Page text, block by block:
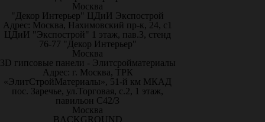
Москва
"Декор Интерьер" ЦДиИ Экспострой
Адрес: Москва, Нахимовский пр-к, 24, с1
ЦДиИ "Экспострой" 1 этаж, пав.3, стенд
76-77 "Декор Интерьер"
Москва
3D гипсовые панели - Элитсройматериалы
Адрес: г. Москва, ТРК
«ЭлитСтройМатериалы», 51-й км МКАД
пос. Заречье, ул.Торговая, с.2, 1 этаж,
павильон С42/3
Москва
BACKGROUND